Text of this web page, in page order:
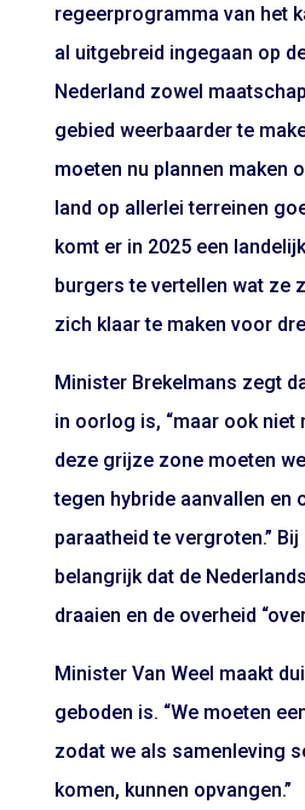
regeerprogramma van het
al uitgebreid ingegaan op
Nederland zowel
gebied weerbaarder te
moeten nu plannen maken
land op allerlei terreinen
komt er in 2025 een
burgers te vertellen wat ze
zich klaar te maken voor
Minister Brekelmans zegt
in oorlog is, “maar ook niet
deze grijze zone moeten
tegen hybride aanvallen en
paraatheid te vergroten.”
belangrijk dat de
draaien en de overheid
Minister Van Weel maakt
geboden is. “We moeten
zodat we als samenleving
komen, kunnen opvangen.”